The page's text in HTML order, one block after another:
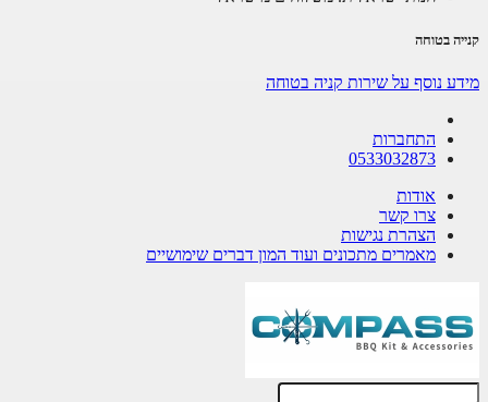
בטוחה
נוסף על שירות קניה בטוחה
התחברות
0533032873
אודות
צרו קשר
הצהרת נגישות
מאמרים מתכונים ועוד המון דברים שימושיים